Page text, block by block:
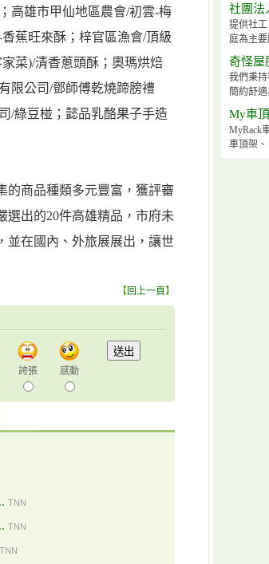
高雄市甲仙地區農會/初雲-梅
蕉旺來酥；梓官區漁會/頂級
菜)/清香蔥頭酥；奧瑪烘焙
限公司/鄧師傅乾燒蹄膀禮
/綠豆椪；懿品乳酪果子手造
的商品種類多元豐富，獲評審
選出的20件高雄精品，市府未
並在國內、外旅展展出，讓世
【回上一頁】
誇張 感動
TNN
TNN
TNN
社團法
提供社
庭為主
奇怪屋
我們秉
簡約舒
My車
MyRack
車頂架